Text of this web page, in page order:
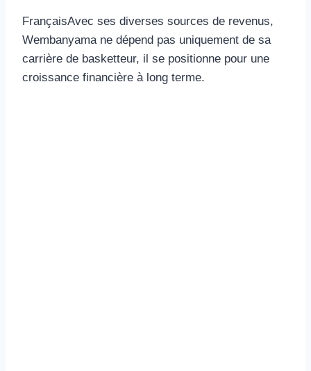
FrançaisAvec ses diverses sources de revenus,
Wembanyama ne dépend pas uniquement de sa
carrière de basketteur, il se positionne pour une
croissance financière à long terme.